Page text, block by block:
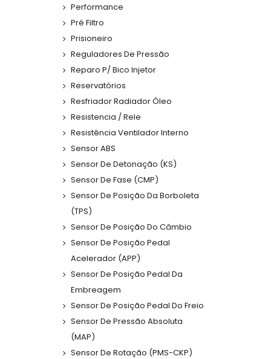
Performance
Pré Filtro
Prisioneiro
Reguladores De Pressão
Reparo P/ Bico Injetor
Reservatórios
Resfriador Radiador Óleo
Resistencia / Rele
Resistência Ventilador Interno
Sensor ABS
Sensor De Detonação (KS)
Sensor De Fase (CMP)
Sensor De Posição Da Borboleta
(TPS)
Sensor De Posição Do Câmbio
Sensor De Posição Pedal
Acelerador (APP)
Sensor De Posição Pedal Da
Embreagem
Sensor De Posição Pedal Do Freio
Sensor De Pressão Absoluta
(MAP)
Sensor De Rotação (PMS-CKP)